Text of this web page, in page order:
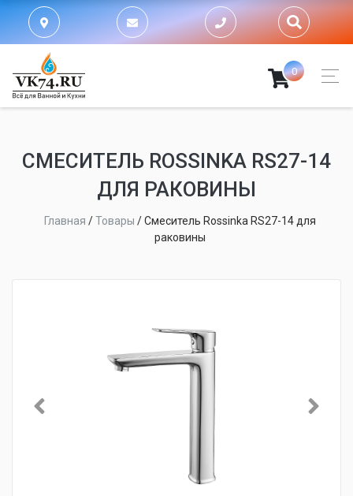
0
СМЕСИТЕЛЬ ROSSINKA RS27-14
ДЛЯ РАКОВИНЫ
Главная /Товары /Смеситель Rossinka RS27-14 для
раковины